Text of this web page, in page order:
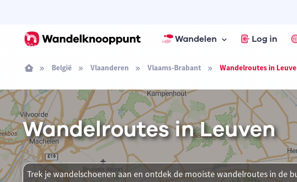
Wandelen Log in
België Vlaanderen Vlaams-Brabant Wandelroutes in
Wandelroutes in Leuven
Trek je wandelschoenen aan en ontdek de mooiste wandelroutes in de